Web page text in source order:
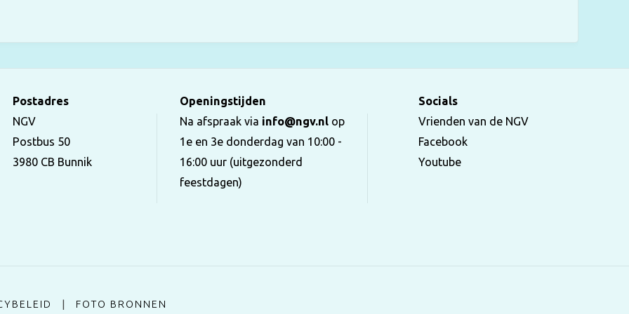
Postadres
NGV
Postbus 50
3980 CB Bunnik
Openingstijden
Na afspraak via info@ngv.nl op
1e en 3e donderdag van 10:00 -
16:00 uur (uitgezonderd
feestdagen)
Socials
Vrienden van de NGV
Facebook
Youtube
FOTO BRONNEN